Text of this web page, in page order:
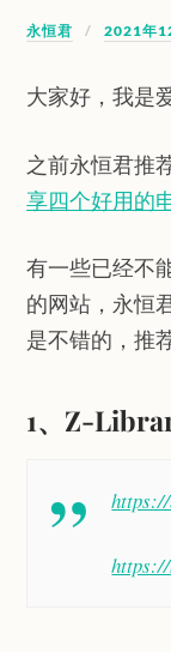
永恒君 2021年
大家好，我是
之前永恒君推
享四个好用的
有一些已经不
的网站，永恒
是不错的，推
1、Z-